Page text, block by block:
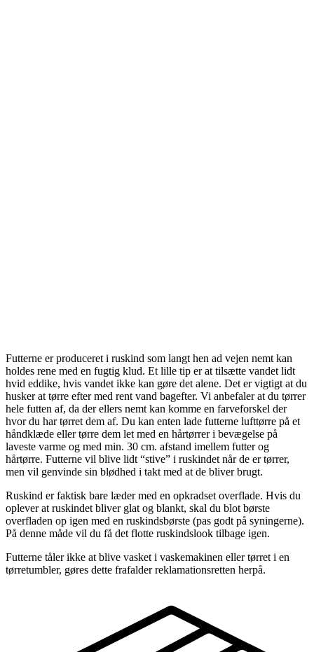
Futterne er produceret i ruskind som langt hen ad vejen nemt kan
holdes rene med en fugtig klud. Et lille tip er at tilsætte vandet lidt
hvid eddike, hvis vandet ikke kan gøre det alene. Det er vigtigt at du
husker at tørre efter med rent vand bagefter. Vi anbefaler at du tørrer
hele futten af, da der ellers nemt kan komme en farveforskel der
hvor du har tørret dem af. Du kan enten lade futterne lufttørre på et
håndklæde eller tørre dem let med en hårtørrer i bevægelse på
laveste varme og med min. 30 cm. afstand imellem futter og
hårtørre. Futterne vil blive lidt “stive” i ruskindet når de er tørrer,
men vil genvinde sin blødhed i takt med at de bliver brugt.
Ruskind er faktisk bare læder med en opkradset overflade. Hvis du
oplever at ruskindet bliver glat og blankt, skal du blot børste
overfladen op igen med en ruskindsbørste (pas godt på syningerne).
På denne måde vil du få det flotte ruskindslook tilbage igen.
Futterne tåler ikke at blive vasket i vaskemakinen eller tørret i en
tørretumbler, gøres dette frafalder reklamationsretten herpå.